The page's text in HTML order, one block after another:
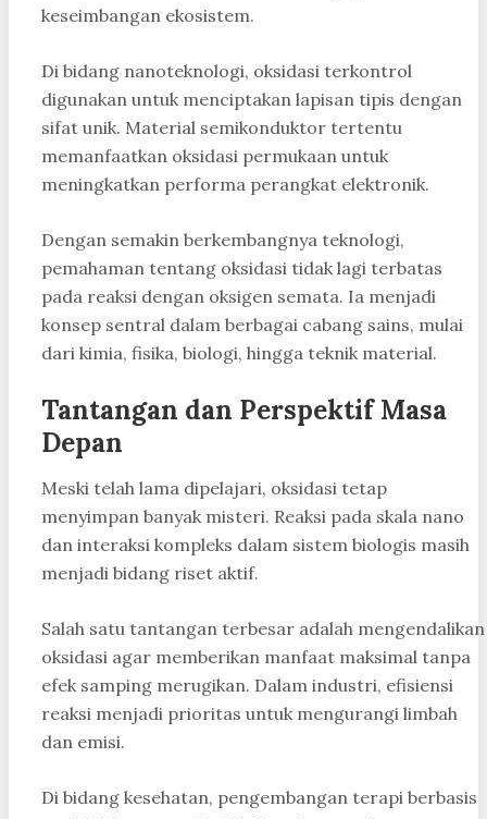
keseimbangan ekosistem.
Di bidang nanoteknologi, oksidasi terkontrol
digunakan untuk menciptakan lapisan tipis dengan
sifat unik. Material semikonduktor tertentu
memanfaatkan oksidasi permukaan untuk
meningkatkan performa perangkat elektronik.
Dengan semakin berkembangnya teknologi,
pemahaman tentang oksidasi tidak lagi terbatas
pada reaksi dengan oksigen semata. Ia menjadi
konsep sentral dalam berbagai cabang sains, mulai
dari kimia, fisika, biologi, hingga teknik material.
Tantangan dan Perspektif Masa
Depan
Meski telah lama dipelajari, oksidasi tetap
menyimpan banyak misteri. Reaksi pada skala nano
dan interaksi kompleks dalam sistem biologis masih
menjadi bidang riset aktif.
Salah satu tantangan terbesar adalah mengendalikan
oksidasi agar memberikan manfaat maksimal tanpa
efek samping merugikan. Dalam industri, efisiensi
reaksi menjadi prioritas untuk mengurangi limbah
dan emisi.
Di bidang kesehatan, pengembangan terapi berbasis